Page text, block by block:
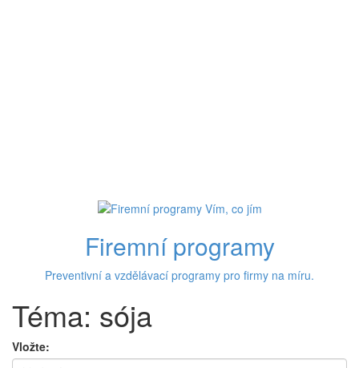
Firemní programy
Preventivní a vzdělávací programy pro firmy na míru.
Téma: sója
Vložte: